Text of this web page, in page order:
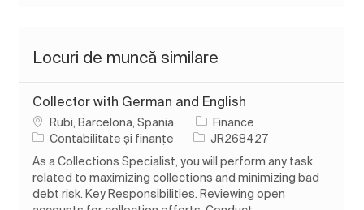
Locuri de muncă similare
Collector with German and English
LocRubi, Barcelona, Spania
Finance
Categorie
Contabilitate și finanțe Job IdJR268427
As a Collections Specialist, you will perform any task
related to maximizing collections and minimizing bad
debt risk. Key Responsibilities. Reviewing open